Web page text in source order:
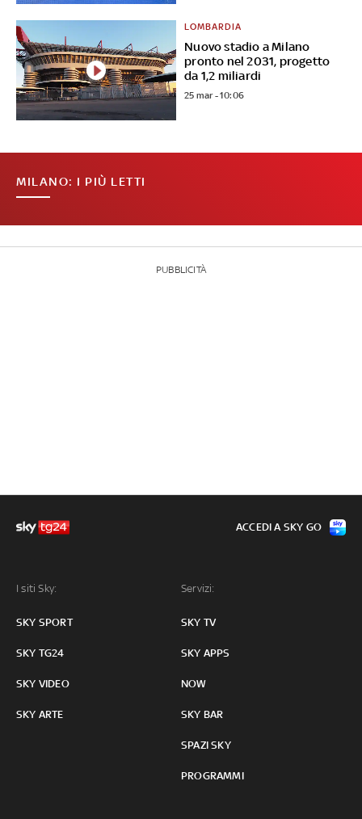
Nuovo stadio a Milano
pronto nel 2031, progetto
da 1,2 miliardi
LOMBARDIA
25 mar - 10:06
MILANO: I PIÙ LETTI
PUBBLICITÀ
I siti Sky:
SKY SPORT
SKY TG24
SKY VIDEO
SKY ARTE
Servizi:
SKY TV
SKY APPS
NOW
SKY BAR
SPAZI SKY
PROGRAMMI
ACCEDI A SKY GO